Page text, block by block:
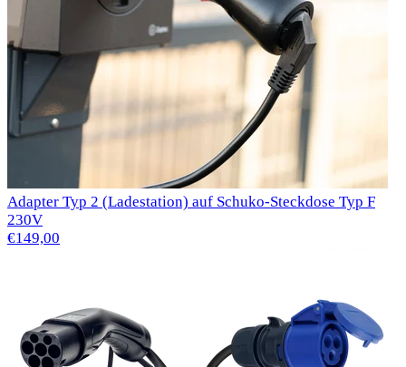
Adapter Typ 2 (Ladestation) auf Schuko-Steckdose Typ F
230V
€149,00